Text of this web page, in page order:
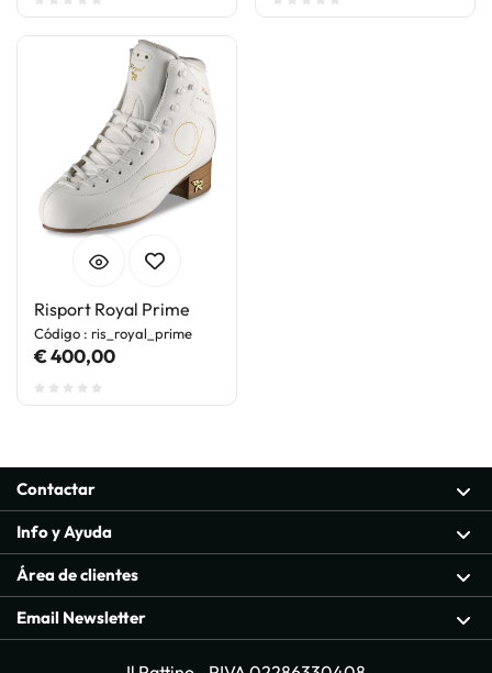
Risport Royal Prime
Código : ris_royal_prime
€ 400,00
Contactar
Info y Ayuda
Área de clientes
Email Newsletter